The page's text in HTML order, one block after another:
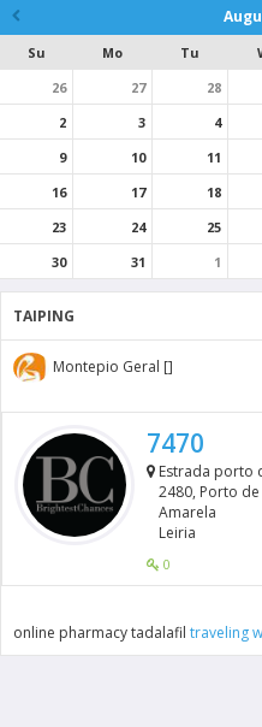
Su Mo Tu
26
27 28
2
3 4
9
10 11
16
17 18
23
24 25
30
31 1
TAIPING
Montepio Geral []
7470
Estrada porto
2480, Porto
Amarela
Leiria
0
online pharmacy tadalafil traveling